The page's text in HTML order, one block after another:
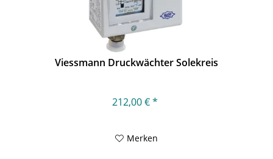
Viessmann Druckwächter Solekreis
212,00 € *
Merken